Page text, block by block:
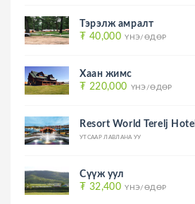
Тэрэлж амралт
₮ 40,000 ҮНЭ/ӨДӨР
Хаан жимс
₮ 220,000 ҮНЭ/ӨДӨР
Resort World Terelj Hotel
УТСААР ЛАВЛАНА УУ
Сүүж уул
₮ 32,400 ҮНЭ/ӨДӨР